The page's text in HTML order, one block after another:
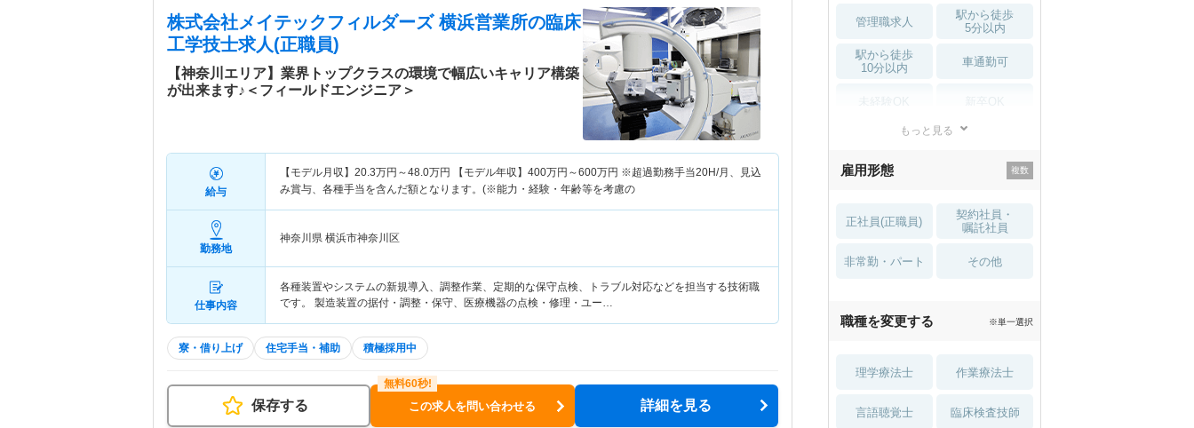
株式会社メイテックフィルダーズ 横浜営業所の臨床
工学技士求人(正職員)
【神奈川エリア】業界トップクラスの環境で幅広いキャリア構築
が出来ます♪＜フィールドエンジニア＞
給与
【モデル月収】 20.3万円～48.0万円 【モデル年収】 400万円～600万円 ※超過勤務手当20H/月、見込
み賞与、各種手当を含んだ額となります。(※能力・経験・年齢等を考慮の
勤務地
神奈川県 横浜市神奈川区
仕事内容
各種装置やシステムの新規導入、調整作業、定期的な保守点検、トラブル対応などを担当する技術職
です。 製造装置の据付・調整・保守、医療機器の点検・修理・ユー…
寮・借り上げ 住宅手当・補助 積極採用中
保存する この求人を問い合わせる 詳細を見る
管理職求人
駅から徒歩
5分以内
駅から徒歩
10分以内
車通勤可
住宅手当・補助
土日祝休 無資格 OK
積極採用中 WEB面接OK
もっと見る
雇用形態
正社員(正職員)
契約社員・
嘱託社員
非常勤・パート その他
職種を変更する ※単一選択
理学療法士 作業療法士
言語聴覚士 臨床検査技師